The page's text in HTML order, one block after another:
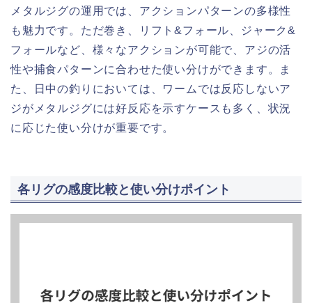
メタルジグの運用では、アクションパターンの多様性
も魅力です。ただ巻き、リフト&フォール、ジャーク&
フォールなど、様々なアクションが可能で、アジの活
性や捕食パターンに合わせた使い分けができます。ま
た、日中の釣りにおいては、ワームでは反応しないア
ジがメタルジグには好反応を示すケースも多く、状況
に応じた使い分けが重要です。
各リグの感度比較と使い分けポイント